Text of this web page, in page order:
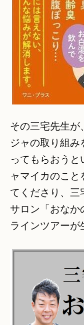
その三宅先生が
ジャの取り組
ってもらおう
ャマイカのこ
てくださり、三
サロン「おなか
ラインツアーが